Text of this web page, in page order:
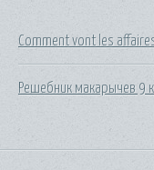
Comment vont les
Решебник макарычев 9